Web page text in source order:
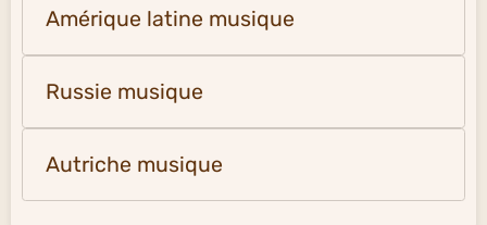
Amérique latine musique
Russie musique
Autriche musique